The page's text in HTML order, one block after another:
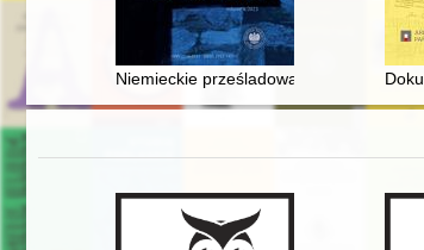
Niemieckie prześladowania i represje